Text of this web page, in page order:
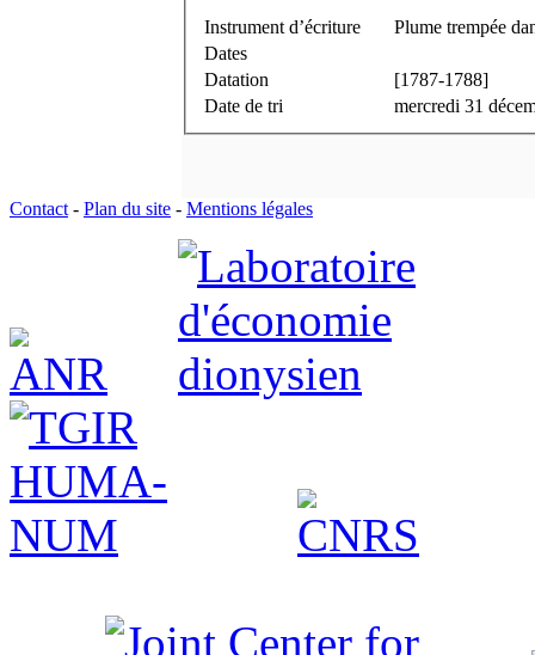
Instrument d’écriture
Plume trempée
Dates
Datation
[1787-1788]
Date de tri
mercredi 31
Contact - Plan du site - Mentions légales